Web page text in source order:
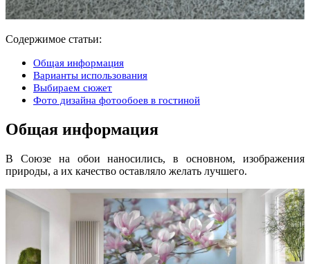
Содержимое статьи:
Общая информация
Варианты использования
Выбираем сюжет
Фото дизайна фотообоев в гостиной
Общая информация
В Союзе на обои наносились, в основном, изображения
природы, а их качество оставляло желать лучшего.